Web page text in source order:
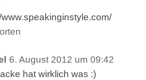
www.speakinginstyle.com/
6. August 2012 um 09:42
hat wirklich was :)